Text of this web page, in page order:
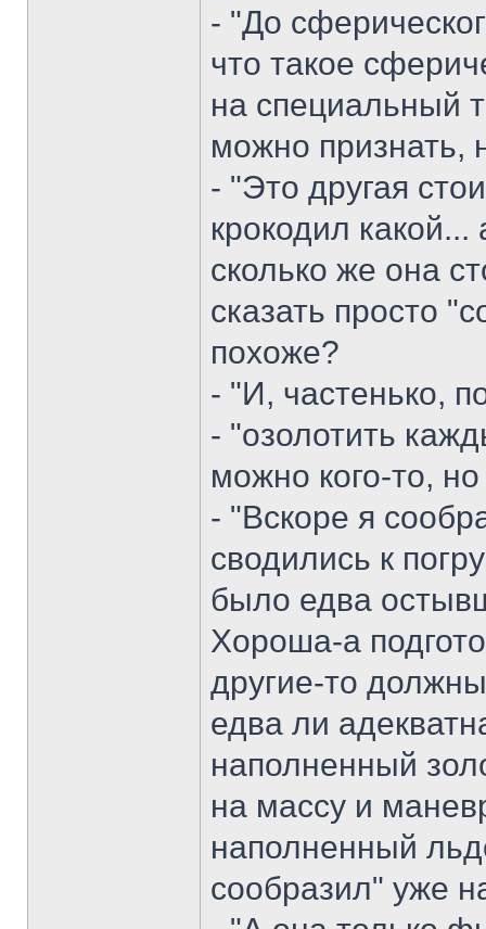
- "До
что такое
на специальный
можно признать,
- "Это другая
крокодил какой...
сколько же она
сказать просто
похоже?
- "И, частенько,
- "озолотить
можно кого-то,
- "Вскоре я
сводились к
было едва
Хороша-а
другие-то
едва ли
наполненный
на массу и
наполненный
сообразил" уже